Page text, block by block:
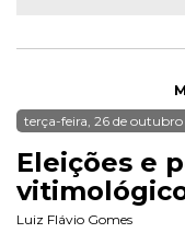
terça-feira, 26 de outubro
Eleições e
Luiz Flávio Gomes